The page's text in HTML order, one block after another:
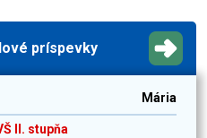
príspevky
Mária
II. stupňa